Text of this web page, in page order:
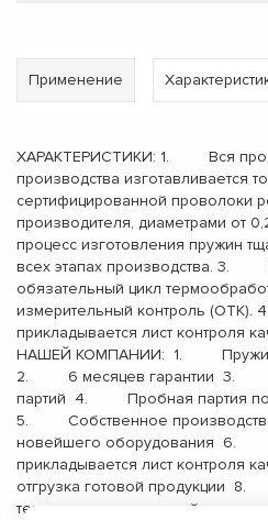
Применение
ХАРАКТЕРИСТИКИ: 1. Вся
производства изготавливается
сертифицированной проволоки
производителя, диаметрами
процесс изготовления пружин
всех этапах производства. 3.
обязательный цикл
измерительный контроль
прикладывается лист контроля
НАШЕЙ КОМПАНИИ: 1. Пружины
2. 6 месяцев гарантии 3.
партий 4. Пробная партия по
5. Собственное
новейшего оборудования 6.
прикладывается лист
отгрузка готовой продукции
терминала транспортной